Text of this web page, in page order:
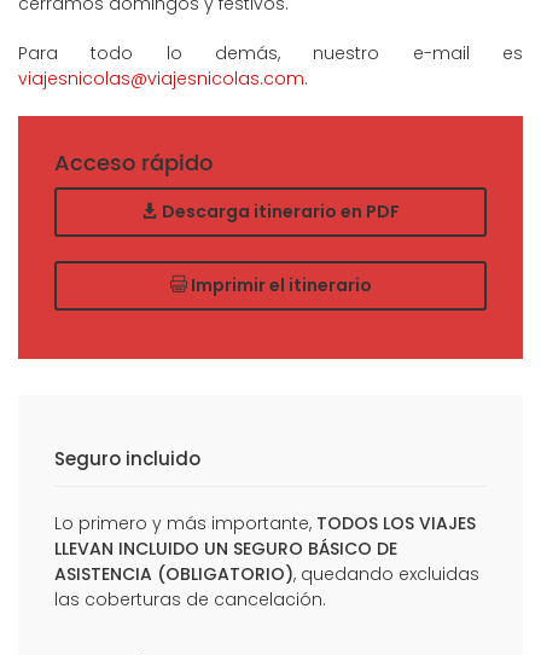
Para todo lo demás, nuestro e-mail es
viajesnicolas@viajesnicolas.com.
Acceso rápido
Descarga itinerario en PDF
Imprimir el itinerario
Seguro incluido
Lo primero y más importante, TODOS LOS VIAJES
LLEVAN INCLUIDO UN SEGURO BÁSICO DE
ASISTENCIA (OBLIGATORIO), quedando excluidas
las coberturas de cancelación.